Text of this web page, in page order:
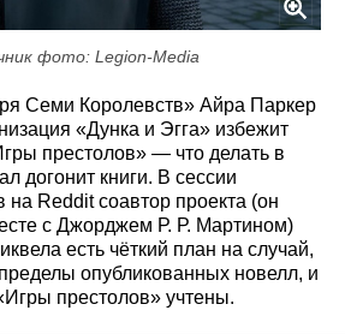
фото: Legion-Media
Семи Королевств» Айра Паркер
«Дунка и Эгга» избежит
престолов» — что делать в
догонит книги. В сессии
на Reddit соавтор проекта (он
с Джорджем Р. Р. Мартином)
есть чёткий план на случай,
опубликованных новелл, и
престолов» учтены.